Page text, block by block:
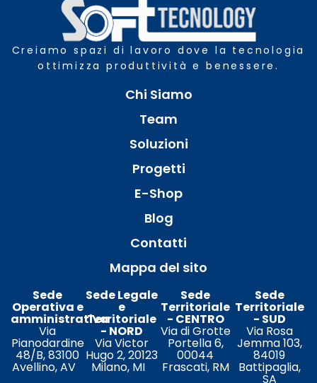
Creiamo spazi di lavoro dove la tecnologia
ottimizza produttività e benessere.
Chi Siamo
Team
Soluzioni
Progetti
E-Shop
Blog
Contatti
Mappa del sito
Sede
Operativa e
amministrativa
Via
Pianodardine
48/B, 83100
Avellino, AV
Sede Legale
e
Territoriale
- NORD
Via Victor
Hugo 2, 20123
Milano, MI
Sede
Territoriale
- CENTRO
Via di Grotte
Portella 6,
00044
Frascati, RM
Sede
Territoriale
- SUD
Via Rosa
Jemma 103,
84019
Battipaglia,
SA